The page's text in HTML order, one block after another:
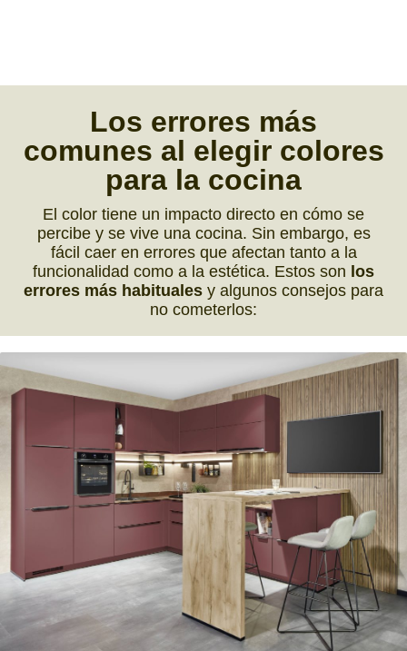
Los errores más
comunes al elegir colores
para la cocina
El color tiene un impacto directo en cómo se
percibe y se vive una cocina. Sin embargo, es
fácil caer en errores que afectan tanto a la
funcionalidad como a la estética. Estos son los
errores más habituales y algunos consejos para
no cometerlos: